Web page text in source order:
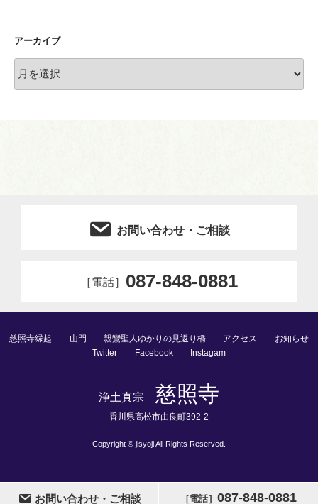
アーカイブ
ー
お問い合わせ・ご相談
［電話］ 087-848-0881
慈照寺縁起 山門 親鸞聖人ゆかりの見返り橋 アクセス
お知らせ
Twitter
Facebook Instagam
浄⼟真宗 慈照寺
⾹川県⾼松市由良町392-2
Copyright © jisyoji All Rights Reserved.
お問い合わせ・ご相談 ［電話］ 087-848-0881